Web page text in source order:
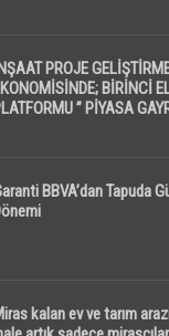
PROJE
BİRİNCİ
” PİYASA
BBVA’dan Tapuda
kalan ev ve tarım